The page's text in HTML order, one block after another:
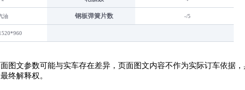
油 钢板弹簧片数 -/5
图文参数可能与实车存在差异，页面图文内容不作为实际订车依据
终解释权。